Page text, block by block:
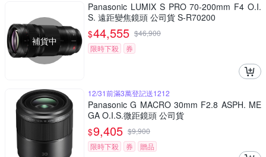
補貨中
Panasonic LUMIX S PRO 70-200mm F4 O.I.
S. 遠距變焦鏡頭 公司貨 S-R70200
$44,555 $46,900
限時下殺
券
12/31前滿3萬登記送1212
Panasonic G MACRO 30mm F2.8 ASPH. ME
GA O.I.S.微距鏡頭 公司貨
$9,405 $9,900
限時下殺
券 贈品